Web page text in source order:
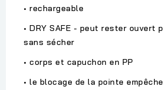
• rechargeable
• DRY SAFE - peut rester ouvert
sans sécher
• corps et capuchon en PP
• le blocage de la pointe